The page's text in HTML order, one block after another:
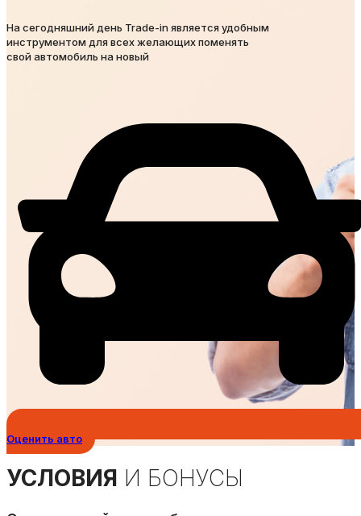
На сегодняшний день Trade-in является удобным
инструментом для всех желающих поменять
свой автомобиль на новый
Оценить авто
УСЛОВИЯ И БОНУСЫ